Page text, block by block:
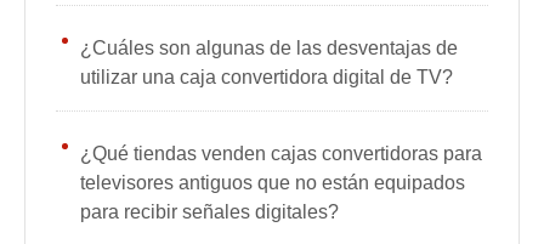
¿Cuáles son algunas de las desventajas de
utilizar una caja convertidora digital de TV?
¿Qué tiendas venden cajas convertidoras para
televisores antiguos que no están equipados
para recibir señales digitales?